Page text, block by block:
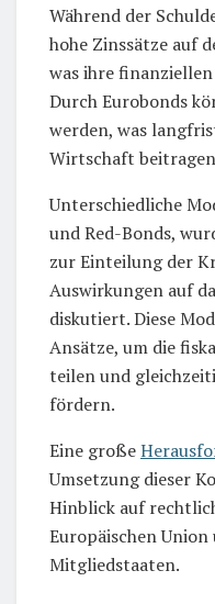
Während der
hohe Zinssätze auf
was ihre
Durch Eurobonds
werden, was
Wirtschaft
Unterschiedliche
und Red-Bonds,
zur Einteilung der
Auswirkungen auf
diskutiert. Diese
Ansätze, um die
teilen und
fördern.
Eine große
Umsetzung dieser
Hinblick auf
Europäischen
Mitgliedstaaten.